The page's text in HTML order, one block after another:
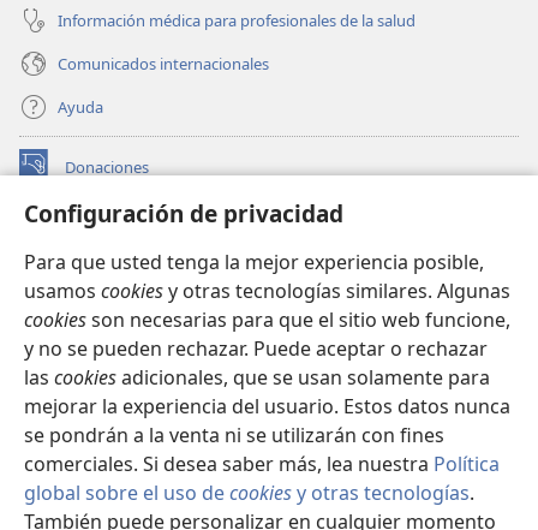
Configuración de privacidad
Para que usted tenga la mejor experiencia posible,
usamos cookiesy otras tecnologías similares. Algunas
cookiesson necesarias para que el sitio web funcione,
y no se pueden rechazar. Puede aceptar o rechazar
las cookiesadicionales, que se usan solamente para
mejorar la experiencia del usuario. Estos datos nunca
se pondrán a la venta ni se utilizarán con fines
comerciales. Si desea saber más, lea nuestra Política
global sobre el uso decookiesy otras tecnologías.
También puede personalizar en cualquier momento
Información médica para profesionales de la salud
Comunicados internacionales
Ayuda
Donaciones
(abre
nueva BIBLIOTECA EN LÍNEA Watchtower™
una
nueva
ventana)
JW Hub
(abre
una
nueva
ventana)
JW Library
Watchtower Library
Copyright© 2026 Watch Tower Bible and Tract Society of Pennsylvania.